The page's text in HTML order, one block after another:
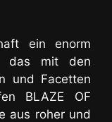
ein enorm
das mit den
und Facetten
BLAZE OF
aus roher und